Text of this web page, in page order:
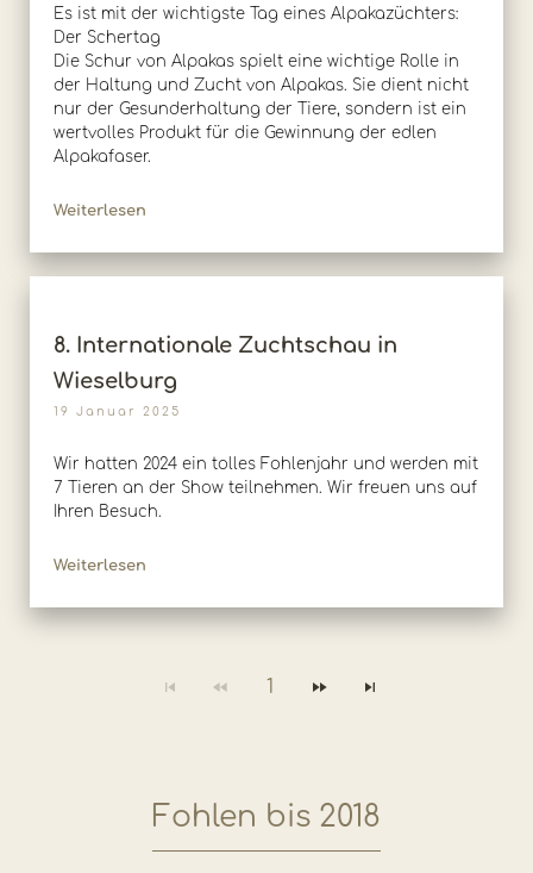
Es ist mit der wichtigste Tag eines Alpakazüchters:
Der Schertag
Die Schur von Alpakas spielt eine wichtige Rolle in
der Haltung und Zucht von Alpakas. Sie dient nicht
nur der Gesunderhaltung der Tiere, sondern ist ein
wertvolles Produkt für die Gewinnung der edlen
Alpakafaser.
Weiterlesen
8. Internationale Zuchtschau in
Wieselburg
19 Januar 2025
Wir hatten 2024 ein tolles Fohlenjahr und werden mit
7 Tieren an der Show teilnehmen. Wir freuen uns auf
Ihren Besuch.
Weiterlesen
1
Fohlen bis 2018